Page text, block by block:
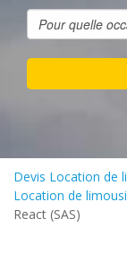
Devis Location de
Location de
React (SAS)